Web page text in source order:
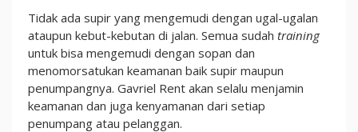
Tidak ada supir yang mengemudi dengan ugal-ugalan
ataupun kebut-kebutan di jalan. Semua sudah training
untuk bisa mengemudi dengan sopan dan
menomorsatukan keamanan baik supir maupun
penumpangnya. Gavriel Rent akan selalu menjamin
keamanan dan juga kenyamanan dari setiap
penumpang atau pelanggan.